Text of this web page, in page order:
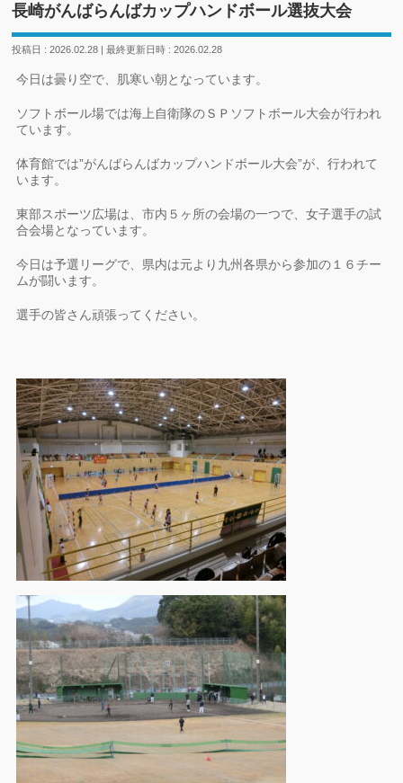
長崎がんばらんばカップハンドボール選抜大会
投稿日 : 2026.02.28 最終更新日時 : 2026.02.28
今日は曇り空で、肌寒い朝となっています。
ソフトボール場では海上自衛隊のＳＰソフトボール大会が行われ
ています。
体育館では”がんばらんばカップハンドボール大会”が、行われて
います。
東部スポーツ広場は、市内５ヶ所の会場の一つで、女子選手の試
合会場となっています。
今日は予選リーグで、県内は元より九州各県から参加の１６チー
ムが闘います。
選手の皆さん頑張ってください。